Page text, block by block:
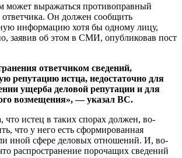
может выражаться противоправный
ответчика. Он должен сообщить
информацию хотя бы одному лицу,
заявив об этом в СМИ, опубликовав пост
ответчиком сведений,
репутацию истца, недостаточно для
ущерба деловой репутации и для
возмещения», — указал ВС.
что истец в таких спорах должен, во-
что у него есть сформированная
иной сфере деловых отношений. И, во-
распространение порочащих сведений